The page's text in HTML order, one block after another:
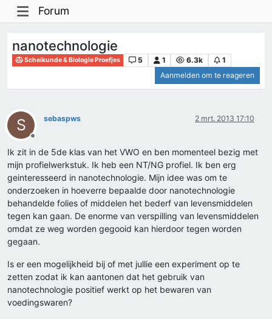
Forum
nanotechnologie
Scheikunde & Biologie Proefjes 5 1 6.3k
1
Aanmelden om te reageren
S
Offline
sebaspws 2 mrt. 2013 17:10
Ik zit in de 5de klas van het VWO en ben momenteel bezig met
mijn profielwerkstuk. Ik heb een NT/NG profiel. Ik ben erg
geinteresseerd in nanotechnologie. Mijn idee was om te
onderzoeken in hoeverre bepaalde door nanotechnologie
behandelde folies of middelen het bederf van levensmiddelen
tegen kan gaan. De enorme van verspilling van levensmiddelen
omdat ze weg worden gegooid kan hierdoor tegen worden
gegaan.
Is er een mogelijkheid bij of met jullie een experiment op te
zetten zodat ik kan aantonen dat het gebruik van
nanotechnologie positief werkt op het bewaren van
voedingswaren?